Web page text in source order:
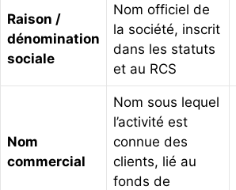
Raison /
dénomination
sociale
Nom officiel de
la société, inscrit
dans les statuts
et au RCS
Nom
commercial
Nom sous lequel
l’activité est
connue des
clients, lié au
fonds de